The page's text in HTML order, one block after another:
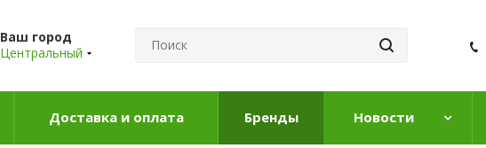
Ваш город
Центральный
Доставка и оплата Бренды Новости